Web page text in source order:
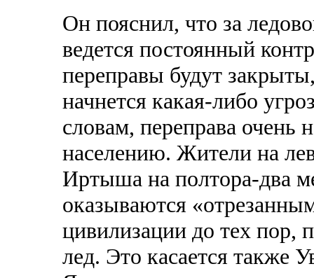
Он пояснил, что за
ведется постоянный
переправы будут
начнется какая-либо
словам, переправа очень
населению. Жители на
Иртыша на полтора-два
оказываются
цивилизации до тех пор,
лед. Это касается также